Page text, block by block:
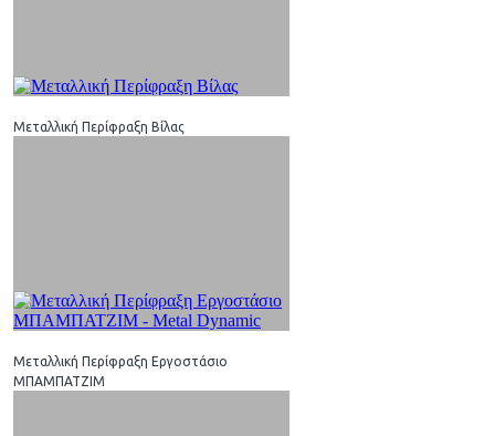
Μεταλλική Περίφραξη Βίλας
Μεταλλική Περίφραξη Εργοστάσιο
ΜΠΑΜΠΑΤΖΙΜ